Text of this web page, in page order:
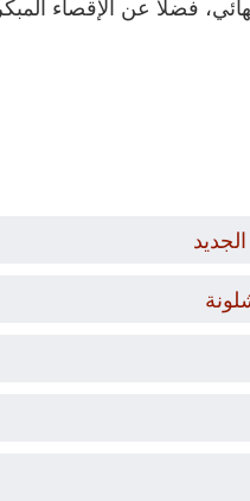
المبكر من دور الـ16 في مسابقة